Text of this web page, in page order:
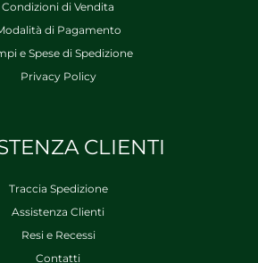
Condizioni di Vendita
di Pagamento
e Spese di Spedizione
Privacy Policy
CLIENTI
Traccia Spedizione
Assistenza Clienti
Resi e Recessi
Contatti